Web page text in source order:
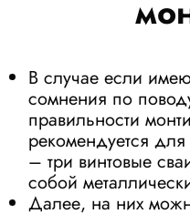
В случае если
сомнения по
правильности
рекомендуется
– три винтовые
собой
Далее, на них